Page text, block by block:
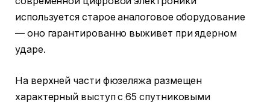
используется старое аналоговое оборудование
— оно гарантированно выживет при ядерном
ударе.
На верхней части фюзеляжа размещен
характерный выступ с 65 спутниковыми